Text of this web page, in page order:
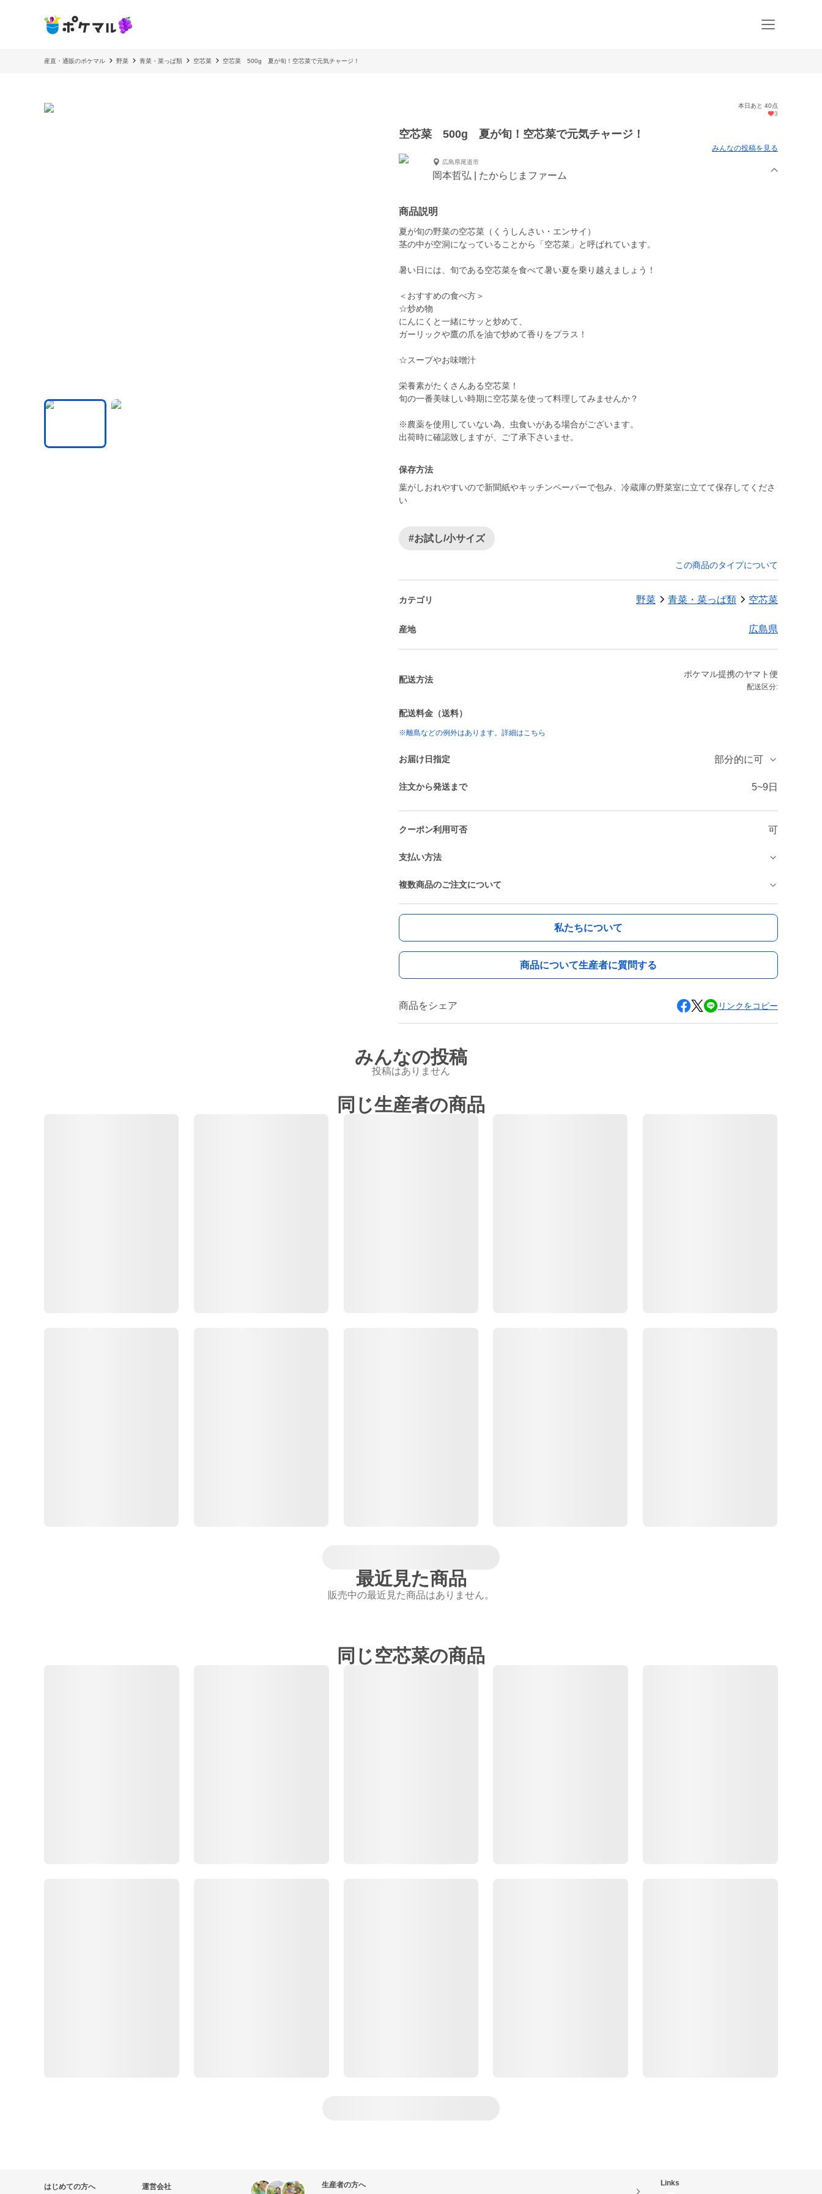
産直・通販のポケマル 野菜 青菜・菜っぱ類 空芯菜 空芯菜 500g 夏が旬！空芯菜で元気チャージ！
本日あと 40点
3
空芯菜 500g 夏が旬！空芯菜で元気チャージ！
みんなの投稿を見る
広島県尾道市
岡本哲弘 | たからじまファーム
商品説明
夏が旬の野菜の空芯菜（くうしんさい・エンサイ）
茎の中が空洞になっていることから「空芯菜」と呼ばれています。
暑い日には、旬である空芯菜を食べて暑い夏を乗り越えましょう！
＜おすすめの食べ方＞
☆炒め物
にんにくと一緒にサッと炒めて、
ガーリックや鷹の爪を油で炒めて香りをプラス！
☆スープやお味噌汁
栄養素がたくさんある空芯菜！
旬の一番美味しい時期に空芯菜を使って料理してみませんか？
※農薬を使用していない為、虫食いがある場合がございます。
出荷時に確認致しますが、ご了承下さいませ。
保存方法
葉がしおれやすいので新聞紙やキッチンペーパーで包み、冷蔵庫の野菜室に立てて保存してくださ
い
#お試し/小サイズ
この商品のタイプについて
カテゴリ 野菜 青菜・菜っぱ類 空芯菜
産地 広島県
配送方法
ポケマル提携のヤマト便
配送区分:
配送料金（送料）
※離島などの例外はあります。詳細はこちら
お届け日指定 部分的に可
注文から発送まで 5~9日
クーポン利用可否 可
支払い方法
複数商品のご注文について
私たちについて
商品について生産者に質問する
商品をシェア リンクをコピー
みんなの投稿
投稿はありません
同じ生産者の商品
最近見た商品
販売中の最近見た商品はありません。
同じ空芯菜の商品
はじめての方へ 運営会社 生産者の方へ Links